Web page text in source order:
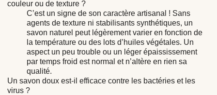
couleur ou de texture ?
C’est un signe de son caractère artisanal ! Sans
agents de texture ni stabilisants synthétiques, un
savon naturel peut légèrement varier en fonction de
la température ou des lots d’huiles végétales. Un
aspect un peu trouble ou un léger épaississement
par temps froid est normal et n’altère en rien sa
qualité.
Un savon doux est-il efficace contre les bactéries et les
virus ?